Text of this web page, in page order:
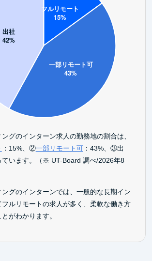
グのインターン求人の勤務地の割合は、
：15%、②一部リモート可：43%、③出
ています。（※ UT-Board 調べ/2026年8
グのインターンでは、一般的な長期イン
フルリモートの求人が多く、柔軟な働き方
がわかります。